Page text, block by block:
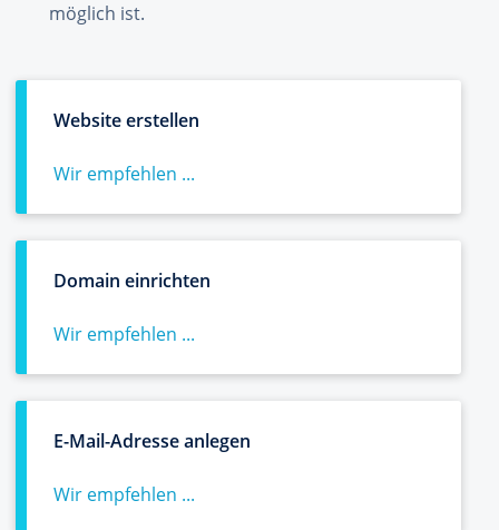
möglich ist.
Website erstellen
Wir empfehlen ...
Domain einrichten
Wir empfehlen ...
E-Mail-Adresse anlegen
Wir empfehlen ...